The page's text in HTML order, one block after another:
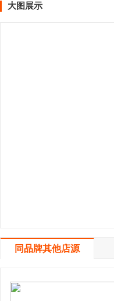
大图展示
同品牌其他店源